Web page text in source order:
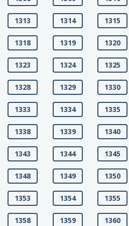
1313 1314 1315
1318 1319 1320
1323 1324 1325
1328 1329 1330
1333 1334 1335
1338 1339 1340
1343 1344 1345
1348 1349 1350
1353 1354 1355
1358 1359 1360